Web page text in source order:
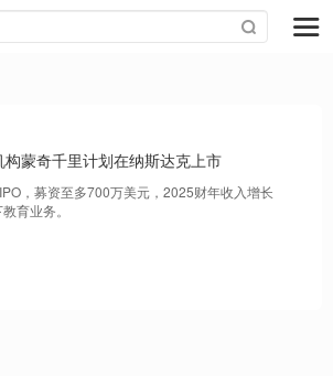
蒙奇千里计划在纳斯达克上市
，募资至多700万美元，2025财年收入增长
育业务。